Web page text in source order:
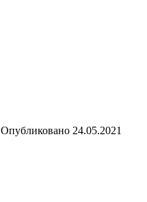
Опубликовано 24.05.2021